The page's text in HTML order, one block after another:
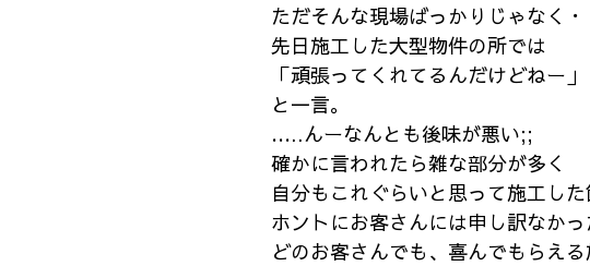
ただそんな現場ばっかりじゃなく・
先日施工した大型物件の所では
「頑張ってくれてるんだけどねー」
と一言。
…..んーなんとも後味が悪い;;
確かに言われたら雑な部分が多く
自分もこれぐらいと思って施工し
ホントにお客さんには申し訳なかっ
どのお客さんでも、喜んでもらえ